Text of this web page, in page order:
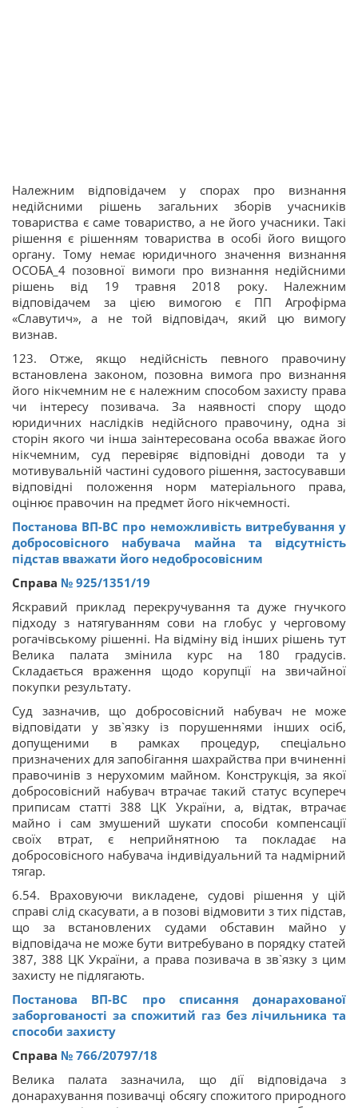
Належним відповідачем у спорах про визнання
недійсними рішень загальних зборів учасників
товариства є саме товариство, а не його учасники. Такі
рішення є рішенням товариства в особі його вищого
органу. Тому немає юридичного значення визнання
ОСОБА_4 позовної вимоги про визнання недійсними
рішень від 19 травня 2018 року. Належним
відповідачем за цією вимогою є ПП Агрофірма
«Славутич», а не той відповідач, який цю вимогу
визнав.
123. Отже, якщо недійсність певного правочину
встановлена законом, позовна вимога про визнання
його нікчемним не є належним способом захисту права
чи інтересу позивача. За наявності спору щодо
юридичних наслідків недійсного правочину, одна зі
сторін якого чи інша заінтересована особа вважає його
нікчемним, суд перевіряє відповідні доводи та у
мотивувальній частині судового рішення, застосувавши
відповідні положення норм матеріального права,
оцінює правочин на предмет його нікчемності.
Постанова ВП-ВС про неможливість витребування у
добросовісного набувача майна та відсутність
підстав вважати його недобросовісним
Справа № 925/1351/19
Яскравий приклад перекручування та дуже гнучкого
підходу з натягуванням сови на глобус у черговому
рогачівському рішенні. На відміну від інших рішень тут
Велика палата змінила курс на 180 градусів.
Складається враження щодо корупції на звичайної
покупки результату.
Суд зазначив, що добросовісний набувач не може
відповідати у зв`язку із порушеннями інших осіб,
допущеними в рамках процедур, спеціально
призначених для запобігання шахрайства при вчиненні
правочинів з нерухомим майном. Конструкція, за якої
добросовісний набувач втрачає такий статус всупереч
приписам статті 388 ЦК України, а, відтак, втрачає
майно і сам змушений шукати способи компенсації
своїх втрат, є неприйнятною та покладає на
добросовісного набувача індивідуальний та надмірний
тягар.
6.54. Враховуючи викладене, судові рішення у цій
справі слід скасувати, а в позові відмовити з тих підстав,
що за встановлених судами обставин майно у
відповідача не може бути витребувано в порядку статей
387, 388 ЦК України, а права позивача в зв`язку з цим
захисту не підлягають.
Постанова ВП-ВС про списання донарахованої
заборгованості за спожитий газ без лічильника та
способи захисту
Справа № 766/20797/18
Велика палата зазначила, що дії відповідача з
донарахування позивачці обсягу спожитого природного